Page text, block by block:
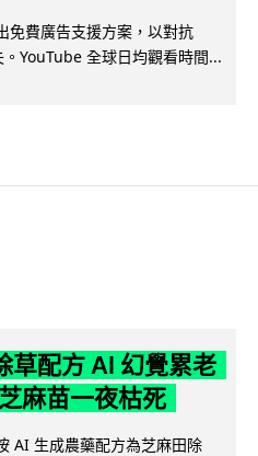
費廣告支援方案，以對抗
YouTube 全球日均觀看時間...
草配方 AI 幻覺累老
麻苗一夜枯死
AI 生成農藥配方為芝麻田除